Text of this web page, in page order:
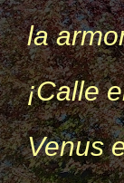
la
¡Calle
Venus